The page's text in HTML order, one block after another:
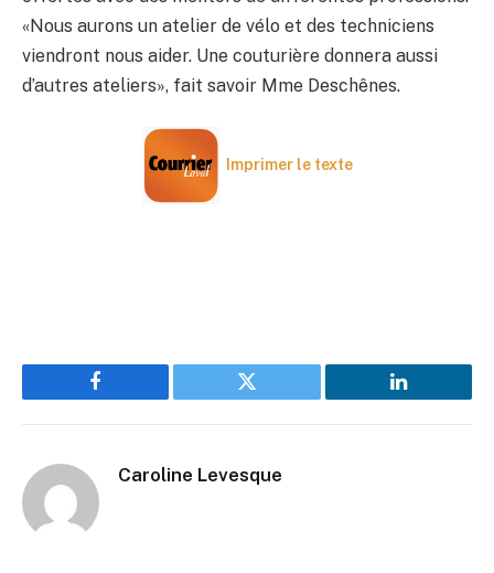
«Nous aurons un atelier de vélo et des techniciens
viendront nous aider. Une couturière donnera aussi
d’autres ateliers», fait savoir Mme Deschênes.
Imprimer le texte
Facebook Twitter LinkedIn
Caroline Levesque